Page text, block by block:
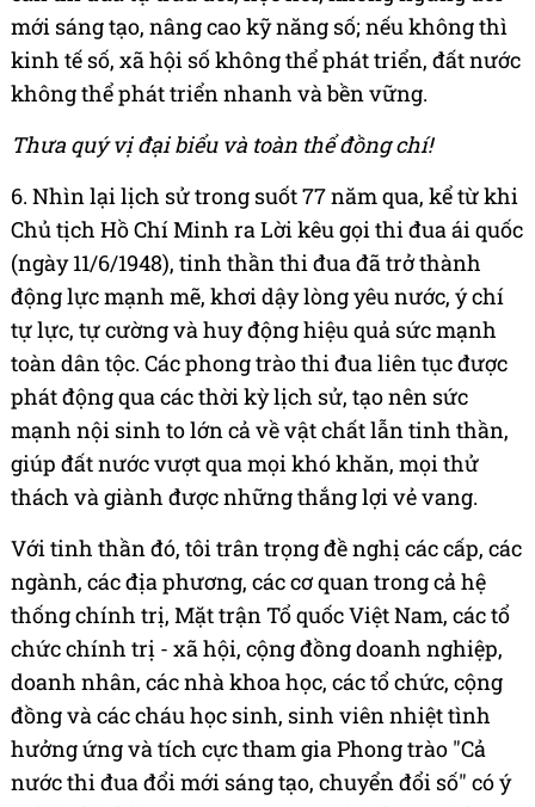
mới sáng tạo, nâng cao kỹ năng số; nếu không thì
kinh tế số, xã hội số không thể phát triển, đất nước
không thể phát triển nhanh và bền vững.
Thưa quý vị đại biểu và toàn thể đồng chí!
6. Nhìn lại lịch sử trong suốt 77 năm qua, kể từ khi
Chủ tịch Hồ Chí Minh ra Lời kêu gọi thi đua ái quốc
(ngày 11/6/1948), tinh thần thi đua đã trở thành
động lực mạnh mẽ, khơi dậy lòng yêu nước, ý chí
tự lực, tự cường và huy động hiệu quả sức mạnh
toàn dân tộc. Các phong trào thi đua liên tục được
phát động qua các thời kỳ lịch sử, tạo nên sức
mạnh nội sinh to lớn cả về vật chất lẫn tinh thần,
giúp đất nước vượt qua mọi khó khăn, mọi thử
thách và giành được những thắng lợi vẻ vang.
Với tinh thần đó, tôi trân trọng đề nghị các cấp, các
ngành, các địa phương, các cơ quan trong cả hệ
thống chính trị, Mặt trận Tổ quốc Việt Nam, các tổ
chức chính trị - xã hội, cộng đồng doanh nghiệp,
doanh nhân, các nhà khoa học, các tổ chức, cộng
đồng và các cháu học sinh, sinh viên nhiệt tình
hưởng ứng và tích cực tham gia Phong trào "Cả
nước thi đua đổi mới sáng tạo, chuyển đổi số" có ý